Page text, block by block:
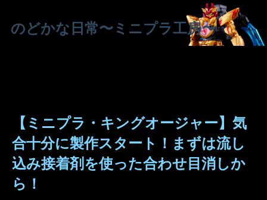
のどかな日常〜ミニプラ工房〜
【ミニプラ・キングオージャー】気
合十分に製作スタート！まずは流し
込み接着剤を使った合わせ目消しか
ら！